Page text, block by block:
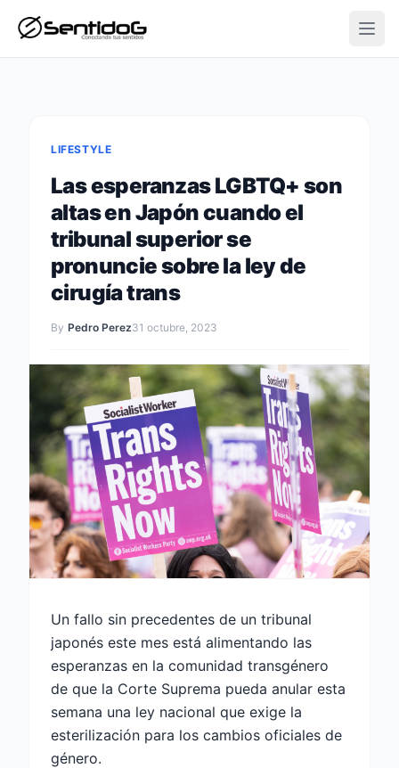
LIFESTYLE
Las esperanzas LGBTQ+ son
altas en Japón cuando el
tribunal superior se
pronuncie sobre la ley de
cirugía trans
By Pedro Perez31 octubre, 2023
Un fallo sin precedentes de un tribunal
japonés este mes está alimentando las
esperanzas en la comunidad transgénero
de que la Corte Suprema pueda anular esta
semana una ley nacional que exige la
esterilización para los cambios oficiales de
género.